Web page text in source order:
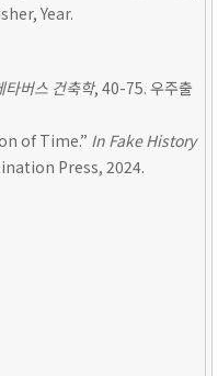
Year.
타버스 건축학, 40-75. 우주출
of Time.” In Fake History
Press, 2024.